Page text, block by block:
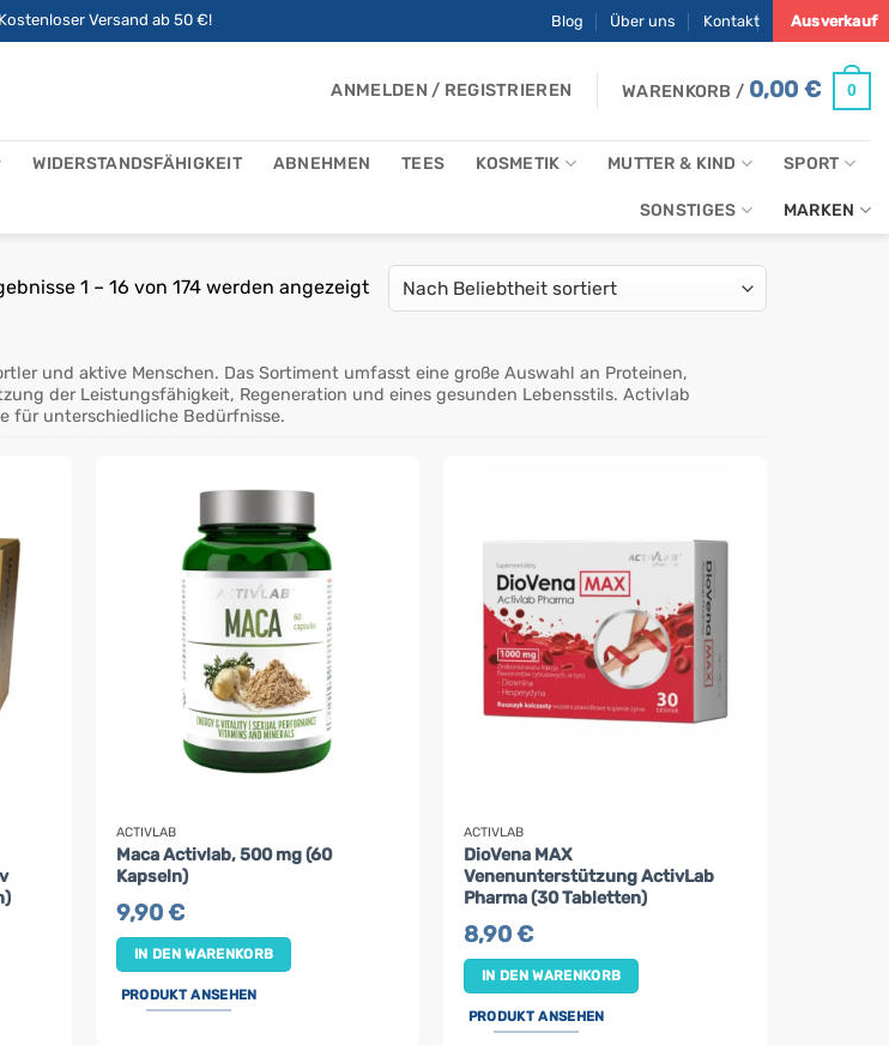
Kostenloser Versand ab 50 €! Blog Über uns Kontakt Ausverkauf
ANMELDEN / REGISTRIEREN WARENKORB / 0,00€ 0
WIDERSTANDSFÄHIGKEIT ABNEHMEN TEES KOSMETIK MUTTER & KIND SPORT
SONSTIGES MARKEN
1 – 16 von 174 werden angezeigtNach
Beliebtheit
und aktive Menschen. Das Sortiment umfasst eine große Auswahl an Proteinen,
der Leistungsfähigkeit, Regeneration und eines gesunden Lebensstils. Activlab
für unterschiedliche Bedürfnisse.
ACTIVLAB
Maca Activlab, 500 mg (60
Kapseln)
9,90€
IN DEN WARENKORB
PRODUKT ANSEHEN
ACTIVLAB
DioVena MAX
Venenunterstützung ActivLab
Pharma (30 Tabletten)
8,90€
IN DEN WARENKORB
PRODUKT ANSEHEN